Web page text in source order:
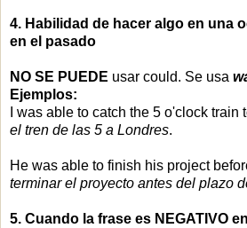
4. Habilidad de hacer algo en una
en el pasado
NO SE PUEDE usar could. Se usa
Ejemplos:
I was able to catch the 5 o'clock
el tren de las 5 a Londres.
He was able to finish his project
terminar el proyecto antes del plazo
5. Cuando la frase es NEGATIVO